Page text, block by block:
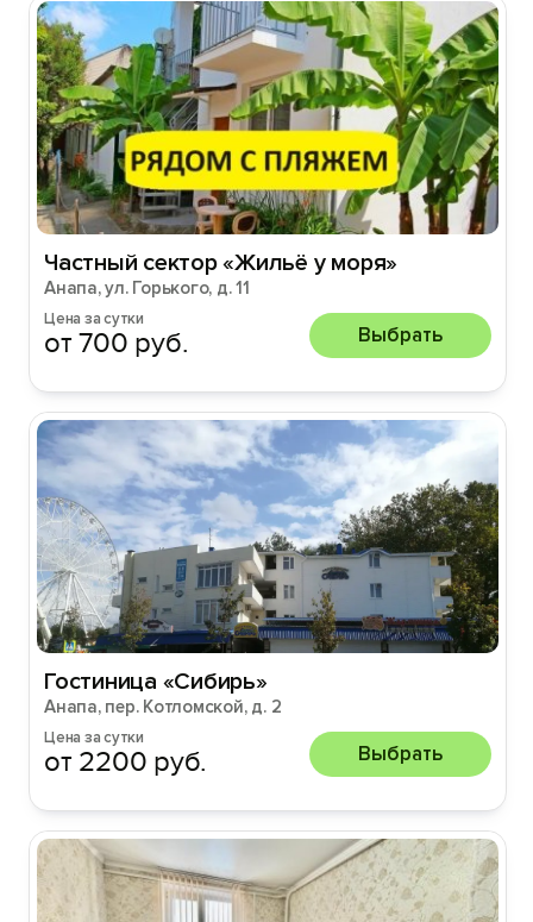
Частный сектор «Жильё у моря»
Анапа, ул. Горького, д. 11
Цена за сутки
от 700 руб. Выбрать
Гостиница «Сибирь»
Анапа, пер. Котломской, д. 2
Цена за сутки
от 2200 руб. Выбрать